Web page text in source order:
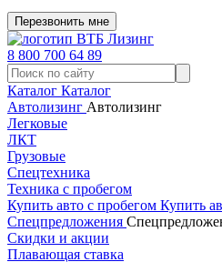
Перезвонить мне
8 800 700 64 89
Каталог Каталог
Автолизинг Автолизинг
Легковые
ЛКТ
Грузовые
Спецтехника
Техника с пробегом
Купить авто с пробегом Купить
Спецпредложения
Скидки и акции
Плавающая ставка